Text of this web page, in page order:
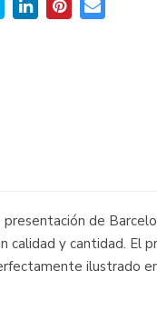
de
y cantidad. El
ilustrado